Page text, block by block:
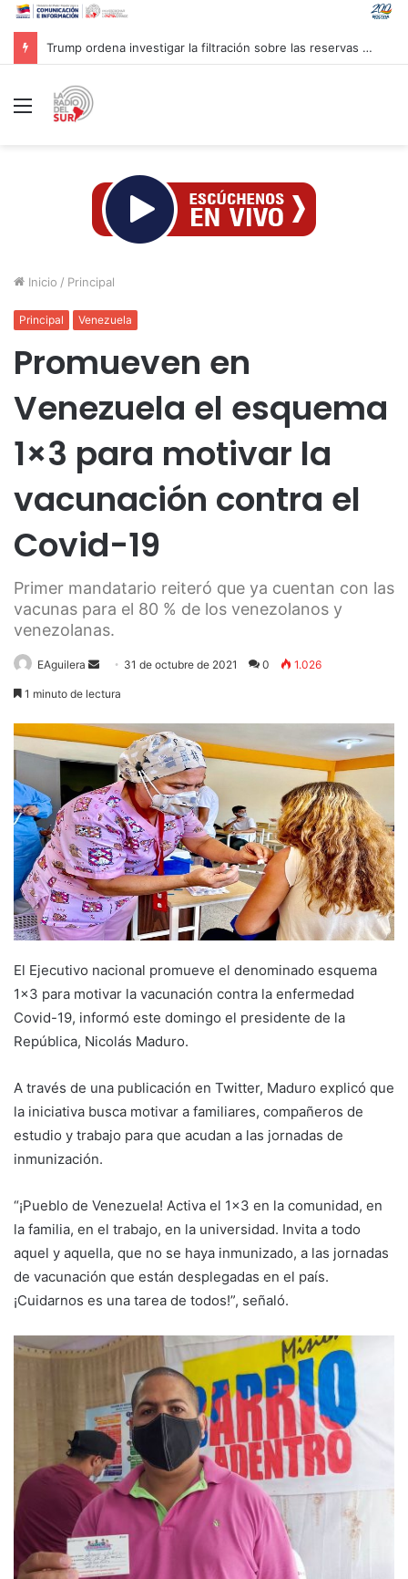
Trump ordena investigar la filtración sobre las reservas de municiones
Menú
Inicio / Principal
Principal Venezuela
Promueven en
Venezuela el esquema
1×3 para motivar la
vacunación contra el
Covid-19
Primer mandatario reiteró que ya cuentan con las
vacunas para el 80 % de los venezolanos y
venezolanas.
EAguilera
Send 31 de octubre de 2021 0 1.026
1 minuto de lectura
El Ejecutivo nacional promueve el denominado esquema
1×3 para motivar la vacunación contra la enfermedad
Covid-19, informó este domingo el presidente de la
República, Nicolás Maduro.
A través de una publicación en Twitter, Maduro explicó que
la iniciativa busca motivar a familiares, compañeros de
estudio y trabajo para que acudan a las jornadas de
inmunización.
“¡Pueblo de Venezuela! Activa el 1×3 en la comunidad, en
la familia, en el trabajo, en la universidad. Invita a todo
aquel y aquella, que no se haya inmunizado, a las jornadas
de vacunación que están desplegadas en el país.
¡Cuidarnos es una tarea de todos!”, señaló.